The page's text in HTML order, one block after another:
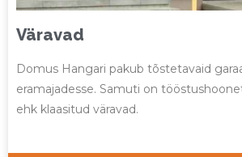
Väravad
Domus Hangari pakub tõstetavaid
eramajadesse. Samuti on
ehk klaasitud väravad.